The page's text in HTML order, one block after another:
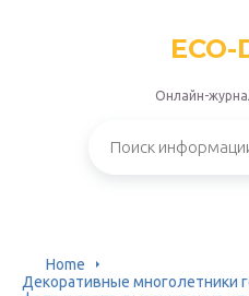
ECO-
Онлайн-
Home
Декоративные многолетники